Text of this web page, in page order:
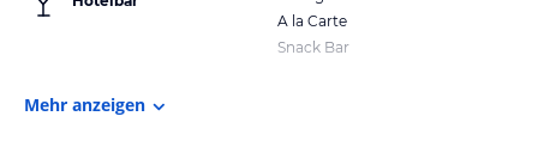
A la Carte
Snack Bar
Mehr anzeigen